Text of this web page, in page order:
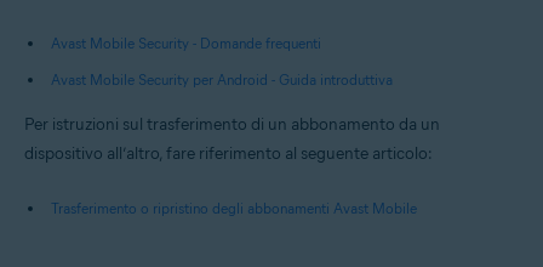
Avast Mobile Security - Domande frequenti
Avast Mobile Security per Android - Guida introduttiva
Per istruzioni sul trasferimento di un abbonamento da un
dispositivo all’altro, fare riferimento al seguente articolo:
Trasferimento o ripristino degli abbonamenti Avast Mobile